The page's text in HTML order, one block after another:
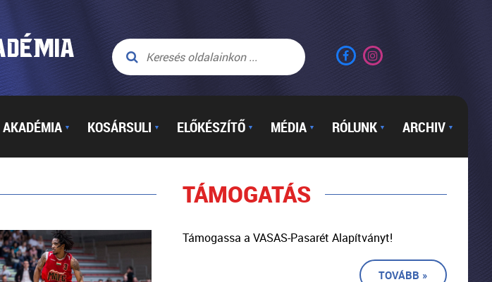
AKADÉMIA ▼ KOSÁRSULI ▼ ELŐKÉSZÍTŐ ▼ MÉDIA ▼ RÓLUNK ▼ ARCHIV ▼
TÁMOGATÁS
Támogassa a VASAS-Pasarét Alapítványt!
TOVÁBB »